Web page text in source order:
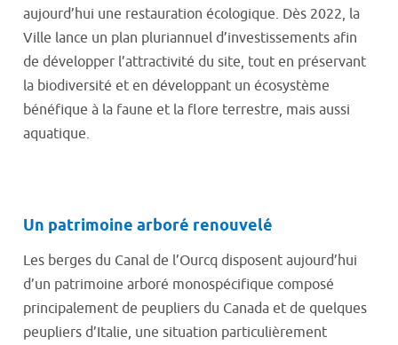
aujourd’hui une restauration écologique. Dès 2022, la
Ville lance un plan pluriannuel d’investissements afin
de développer l’attractivité du site, tout en préservant
la biodiversité et en développant un écosystème
bénéfique à la faune et la flore terrestre, mais aussi
aquatique.
Un patrimoine arboré renouvelé
Les berges du Canal de l’Ourcq disposent aujourd’hui
d’un patrimoine arboré monospécifique composé
principalement de peupliers du Canada et de quelques
peupliers d’Italie, une situation particulièrement